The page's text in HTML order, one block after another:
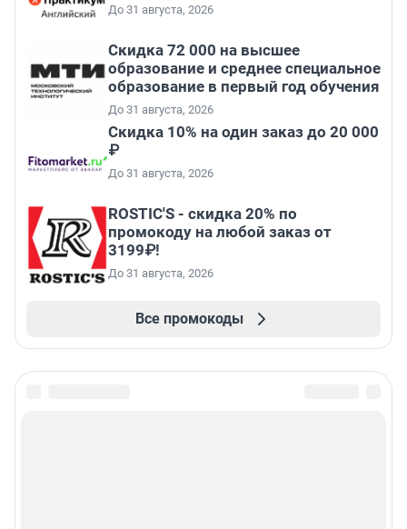
До 31 августа, 2026
Скидка 72 000 на высшее
образование и среднее специальное
образование в первый год обучения
До 31 августа, 2026
Скидка 10% на один заказ до 20 000
₽
До 31 августа, 2026
ROSTIC'S - скидка 20% по
промокоду на любой заказ от
3199₽!
До 31 августа, 2026
Все промокоды